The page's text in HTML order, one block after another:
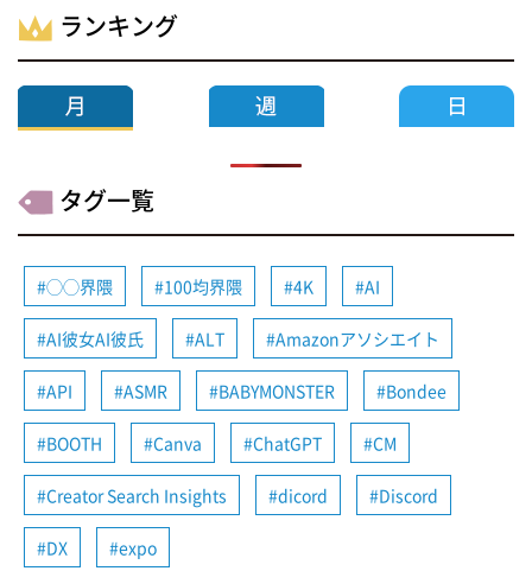
ランキング
タグ一覧
◯◯界隈 100均界隈 4K AI
AI彼女AI彼氏 ALT Amazonアソシエイト
API ASMR BABYMONSTER Bondee
BOOTH Canva ChatGPT CM
Creator Search Insights dicord Discord
DX expo